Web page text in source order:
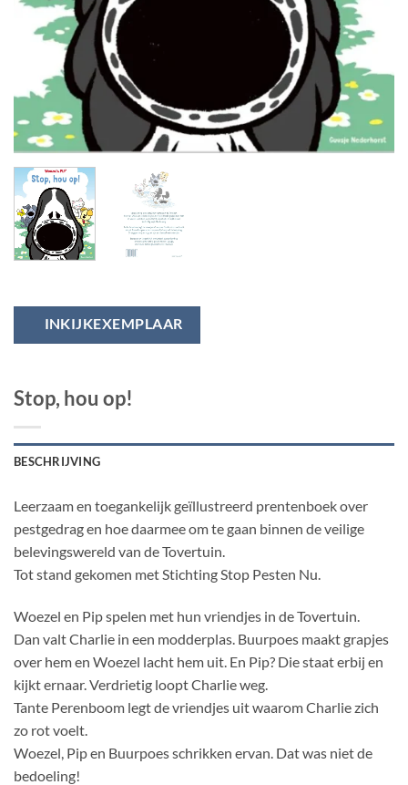
INKIJKEXEMPLAAR
Stop, hou op!
BESCHRIJVING
Leerzaam en toegankelijk geïllustreerd prentenboek over
pestgedrag en hoe daarmee om te gaan binnen de veilige
belevingswereld van de Tovertuin.
Tot stand gekomen met Stichting Stop Pesten Nu.
Woezel en Pip spelen met hun vriendjes in de Tovertuin.
Dan valt Charlie in een modderplas. Buurpoes maakt grapjes
over hem en Woezel lacht hem uit. En Pip? Die staat erbij en
kijkt ernaar. Verdrietig loopt Charlie weg.
Tante Perenboom legt de vriendjes uit waarom Charlie zich
zo rot voelt.
Woezel, Pip en Buurpoes schrikken ervan. Dat was niet de
bedoeling!